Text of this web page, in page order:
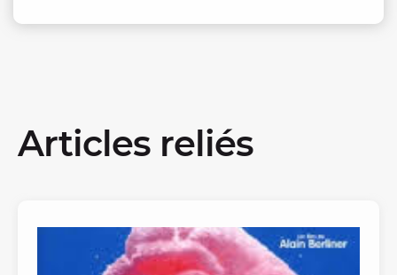
Articles reliés